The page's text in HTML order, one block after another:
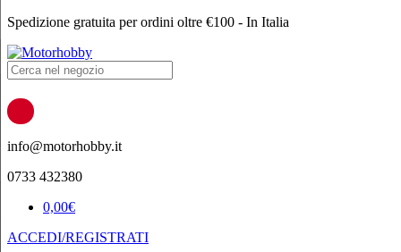
Spedizione gratuita per ordini oltre €100 - In Italia
Products
search
info@motorhobby.it
0733 432380
0,00€
ACCEDI/REGISTRATI